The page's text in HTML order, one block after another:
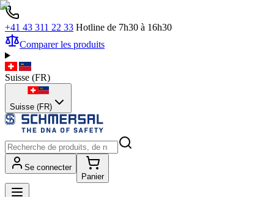
+41 43 311 22 33 Hotline de 7h30 à 16h30
Comparer les produits
Suisse (FR)
Suisse (FR)
Se connecter
Panier